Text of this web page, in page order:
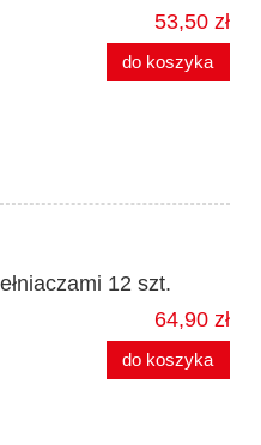
53,50 zł
do koszyka
12 szt.
64,90 zł
do koszyka